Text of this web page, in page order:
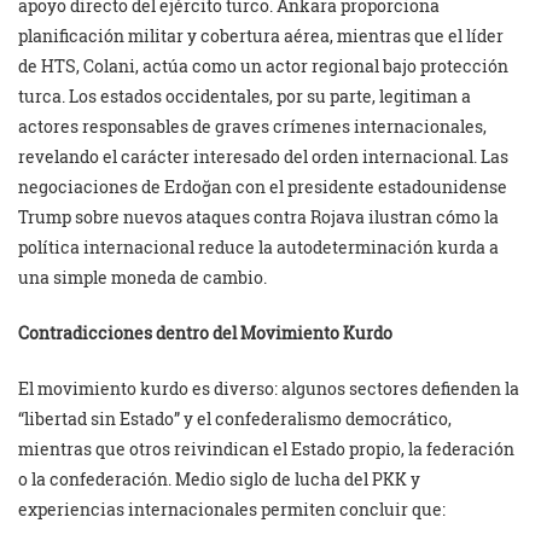
apoyo directo del ejército turco. Ankara proporciona
planificación militar y cobertura aérea, mientras que el líder
de HTS, Colani, actúa como un actor regional bajo protección
turca. Los estados occidentales, por su parte, legitiman a
actores responsables de graves crímenes internacionales,
revelando el carácter interesado del orden internacional. Las
negociaciones de Erdoğan con el presidente estadounidense
Trump sobre nuevos ataques contra Rojava ilustran cómo la
política internacional reduce la autodeterminación kurda a
una simple moneda de cambio.
Contradicciones dentro del Movimiento Kurdo
El movimiento kurdo es diverso: algunos sectores defienden la
“libertad sin Estado” y el confederalismo democrático,
mientras que otros reivindican el Estado propio, la federación
o la confederación. Medio siglo de lucha del PKK y
experiencias internacionales permiten concluir que: